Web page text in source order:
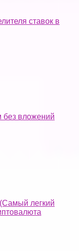
ставок в
без вложений
легкий